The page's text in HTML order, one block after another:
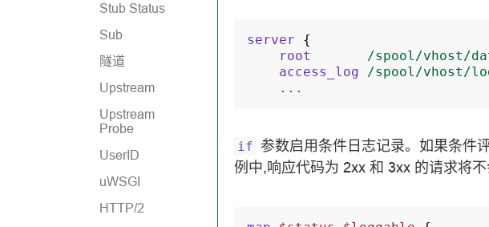
Stub Status
Sub
隧道
Upstream
Upstream
Probe
UserID
uWSGI
HTTP/2
server
{
root
/spool/vhost/
access_log
/spool/vhost/
...
if 参数启用条件日志记录。如果条件
例中,响应代码为 2xx 和 3xx 的请求将